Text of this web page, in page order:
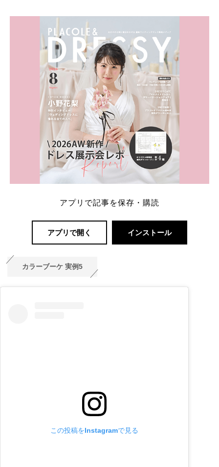
内容：特典金額・条件・応募方法・注意点 「どこが
一番お得？」「プラコレの特典は？」といった疑問も
解決します。 まずは診断で候補を絞れる「ウェディ
ング診断」か、体験型 […]
続きを読む
アプリで記事を保存・購読
アプリで開く インストール
カラーブーケ 実例5
この投稿をInstagramで見る